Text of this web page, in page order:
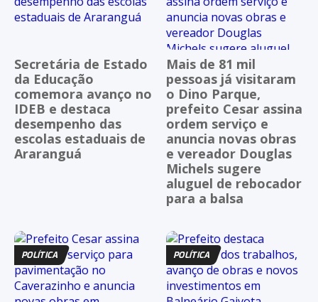
Secretária de Estado
da Educação
comemora avanço no
IDEB e destaca
desempenho das
escolas estaduais de
Araranguá
Mais de 81 mil
pessoas já visitaram
o Dino Parque,
prefeito Cesar assina
ordem serviço e
anuncia novas obras
e vereador Douglas
Michels sugere
aluguel de rebocador
para a balsa
POLÍTICA POLÍTICA